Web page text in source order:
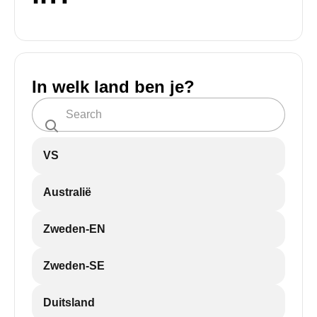
In welk land ben je?
VS
Australië
Zweden-EN
Zweden-SE
Duitsland